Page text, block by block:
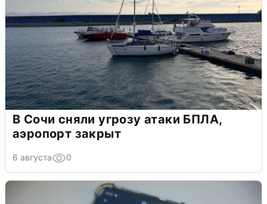
В Сочи сняли угрозу атаки БПЛА,
аэропорт закрыт
6 августа 0